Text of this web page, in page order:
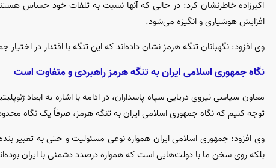
اکبرزاده خاطرنشان کرد: در حالی که آنها نسبت به تلفات خود حساس
افزایش هوشیاری و انگیزه می‌شود.
وی افزود: نگهبانان تنگه هرمز نشان داده‌اند که این تنگه با اقتدار در
نگاه جمهوری اسلامی ایران به تنگه هرمز راهبردی و متفاوت است
معاون سیاسی نیروی دریایی سپاه پاسداران، در ادامه با اشاره به ابعاد
توجه کنیم که نگاه جمهوری اسلامی ایران به تنگه هرمز، صرفاً یک نگاه
وی افزود: جمهوری اسلامی ایران همواره نوعی مسئولیت و حتی به تعبیر
بلکه روی سخن ما با دولت‌هایی است که همواره درصدد دشمنی با ایران